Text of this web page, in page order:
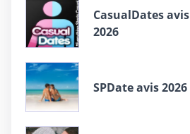
СasualDates avis
2026
SPDate avis 2026